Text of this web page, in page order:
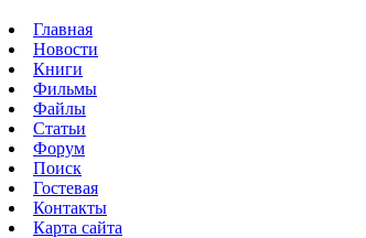
Главная
Новости
Книги
Фильмы
Файлы
Статьи
Форум
Поиск
Гостевая
Контакты
Карта сайта